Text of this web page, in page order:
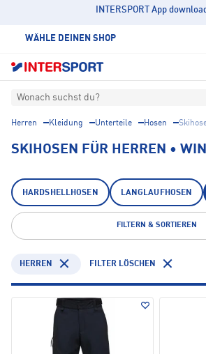
INTERSPORT App
WÄHLE DEINEN SHOP
Wonach suchst du?
Herren Kleidung Unterteile Hosen
SKIHOSEN FÜR HERREN •
HARDSHELLHOSEN LANGLAUFHOSEN
FILTERN & SORTIEREN
HERREN FILTER LÖSCHEN